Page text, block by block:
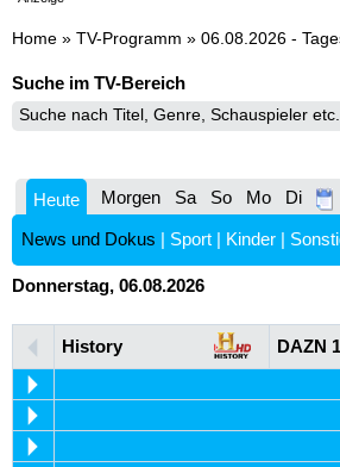
Home » TV-Programm » 06.08.2026 -
Suche im TV-Bereich
Heute Morgen Sa So Mo Di
News und Dokus | Sport | Kinder |
Donnerstag, 06.08.2026
History DAZN 1